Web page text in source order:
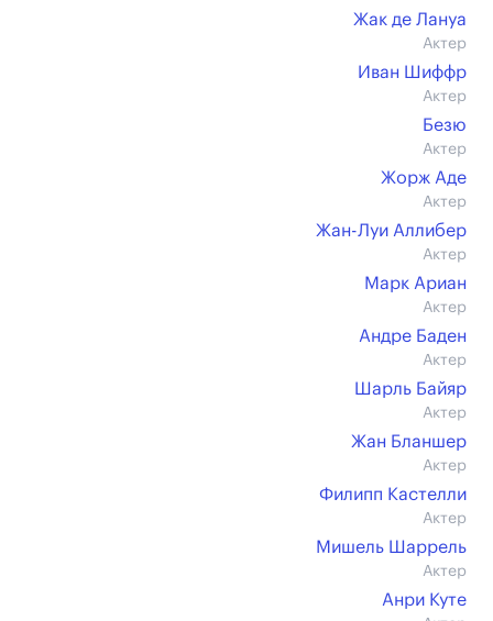
Жак де Лануа
Актер
Иван Шиффр
Актер
Безю
Актер
Жорж Аде
Актер
Жан-Луи Аллибер
Актер
Марк Ариан
Актер
Андре Баден
Актер
Шарль Байяр
Актер
Жан Бланшер
Актер
Филипп Кастелли
Актер
Мишель Шаррель
Актер
Анри Куте